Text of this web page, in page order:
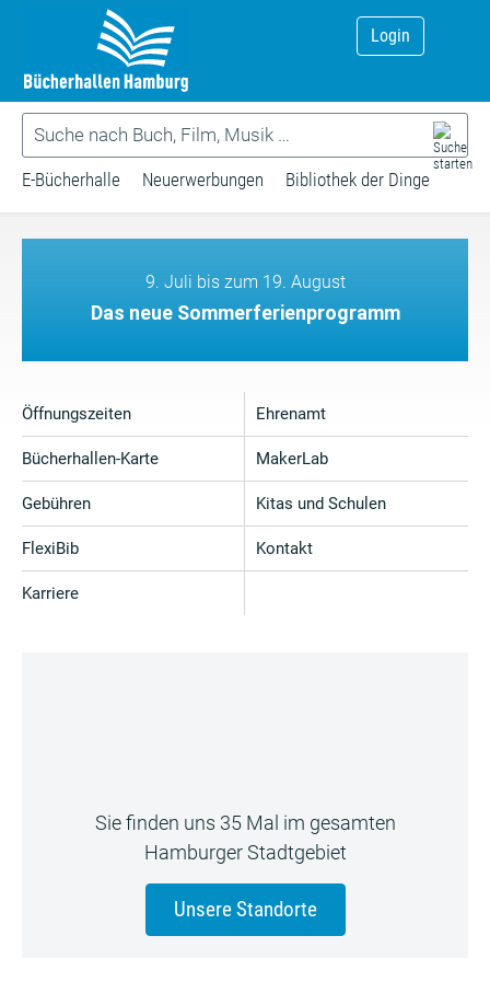
Login
E-Bücherhalle Neuerwerbungen Bibliothek der Dinge
9. Juli bis zum 19. August
Das neue Sommerferienprogramm
Öffnungszeiten
Bücherhallen-Karte
Gebühren
FlexiBib
Karriere
Ehrenamt
MakerLab
Kitas und Schulen
Kontakt
Sie finden uns 35 Mal im gesamten
Hamburger Stadtgebiet
Unsere Standorte